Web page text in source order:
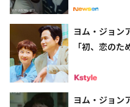
ヨム・ジョン
「初、恋の
ヨム・ジョン